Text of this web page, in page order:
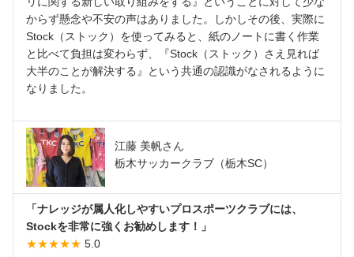
からず懸念や不安の声はありました。しかしその後、実際に
Stock（ストック）を使ってみると、紙のノートに書く作業
と比べて負担は変わらず、『Stock（ストック）さえ見れば
大半のことが解決する』という共通の認識がなされるように
なりました。
江藤 美帆さん
栃木サッカークラブ（栃木SC）
「ナレッジが属人化しやすいプロスポーツクラブには、
Stockを非常に強くお勧めします！」
★★★★★ 5.0